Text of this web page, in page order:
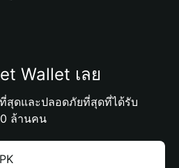
Wallet เลย
สุดและปลอดภัยที่สุดที่ได้รับ
ล้านคน